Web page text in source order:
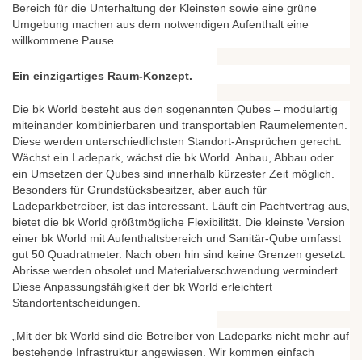
Bereich für die Unterhaltung der Kleinsten sowie eine grüne
Umgebung machen aus dem notwendigen Aufenthalt eine
willkommene Pause.
Ein einzigartiges Raum-Konzept.
Die bk World besteht aus den sogenannten Qubes – modulartig
miteinander kombinierbaren und transportablen Raumelementen.
Diese werden unterschiedlichsten Standort-Ansprüchen gerecht.
Wächst ein Ladepark, wächst die bk World. Anbau, Abbau oder
ein Umsetzen der Qubes sind innerhalb kürzester Zeit möglich.
Besonders für Grundstücksbesitzer, aber auch für
Ladeparkbetreiber, ist das interessant. Läuft ein Pachtvertrag aus,
bietet die bk World größtmögliche Flexibilität. Die kleinste Version
einer bk World mit Aufenthaltsbereich und Sanitär-Qube umfasst
gut 50 Quadratmeter. Nach oben hin sind keine Grenzen gesetzt.
Abrisse werden obsolet und Materialverschwendung vermindert.
Diese Anpassungsfähigkeit der bk World erleichtert
Standortentscheidungen.
„Mit der bk World sind die Betreiber von Ladeparks nicht mehr auf
bestehende Infrastruktur angewiesen. Wir kommen einfach